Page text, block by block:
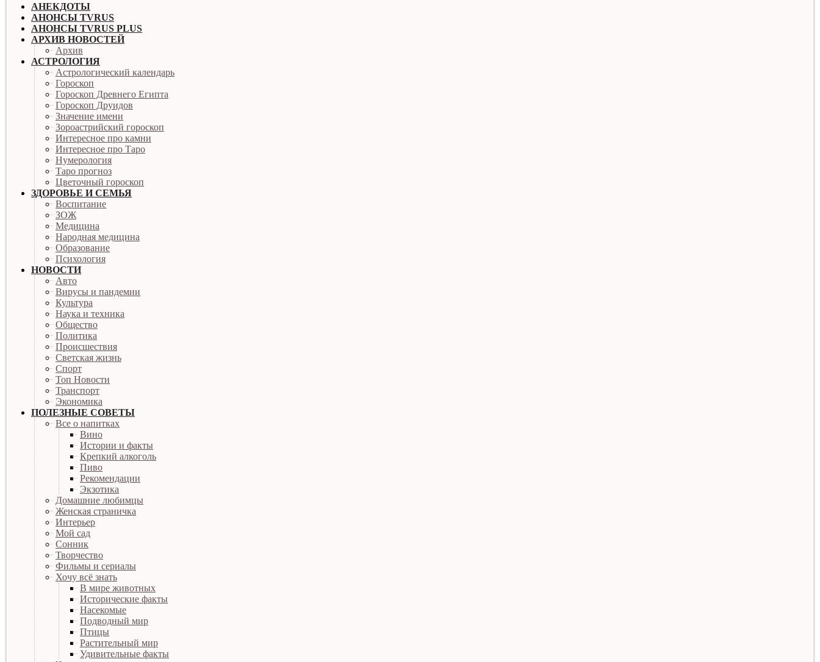
АНЕКДОТЫ
АНОНСЫ TVRUS
АНОНСЫ TVRUS PLUS
АРХИВ НОВОСТЕЙ
Архив
АСТРОЛОГИЯ
Астрологический календарь
Гороскоп
Гороскоп Древнего Египта
Гороскоп Друидов
Значение имени
Зороастрийский гороскоп
Интересное про камни
Интересное про Таро
Нумерология
Таро прогноз
Цветочный гороскоп
ЗДОРОВЬЕ И СЕМЬЯ
Воспитание
ЗОЖ
Медицина
Народная медицина
Образование
Психология
НОВОСТИ
Авто
Вирусы и пандемии
Культура
Наука и техника
Общество
Политика
Происшествия
Светская жизнь
Спорт
Топ Новости
Транспорт
Экономика
ПОЛЕЗНЫЕ СОВЕТЫ
Все о напитках
Вино
Истории и факты
Крепкий алкоголь
Пиво
Рекомендации
Экзотика
Домашние любимцы
Женская страничка
Интерьер
Мой сад
Сонник
Творчество
Фильмы и сериалы
Хочу всё знать
В мире животных
Исторические факты
Насекомые
Подводный мир
Птицы
Растительный мир
Удивительные факты